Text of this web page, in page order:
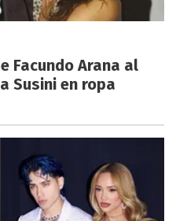
Facundo Arana al
Susini en ropa